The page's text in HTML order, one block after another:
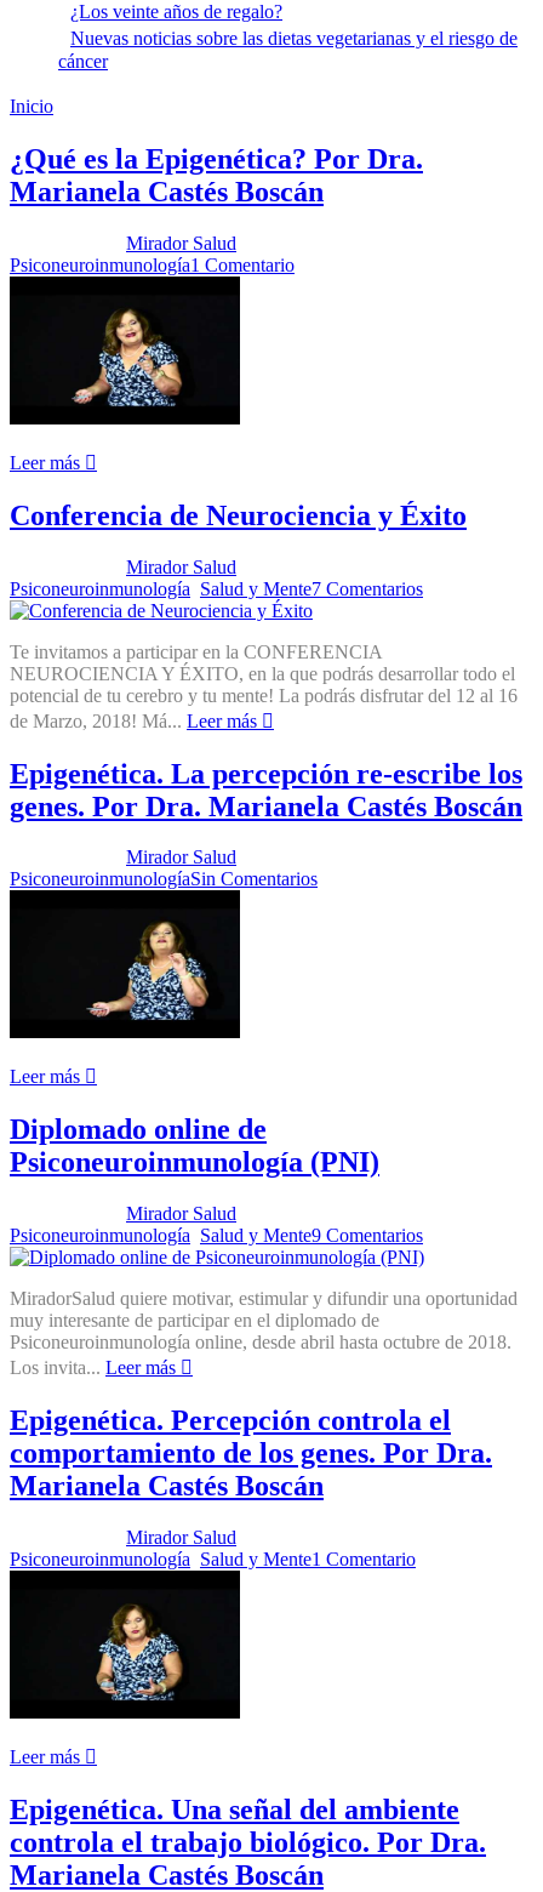
¿Los veinte años de regalo?
Nuevas noticias sobre las dietas vegetarianas y el riesgo de
cáncer
Inicio
¿Qué es la Epigenética? Por Dra.
Marianela Castés Boscán
Mirador Salud
Psiconeuroinmunología1 Comentario
Leer más
Conferencia de Neurociencia y Éxito
Mirador Salud
Psiconeuroinmunología Salud y Mente7 Comentarios
Te invitamos a participar en la CONFERENCIA
NEUROCIENCIA Y ÉXITO, en la que podrás desarrollar todo el
potencial de tu cerebro y tu mente! La podrás disfrutar del 12 al 16
de Marzo, 2018! Má... Leer más
Epigenética. La percepción re-escribe los
genes. Por Dra. Marianela Castés Boscán
Mirador Salud
PsiconeuroinmunologíaSin Comentarios
Leer más
Diplomado online de
Psiconeuroinmunología (PNI)
Mirador Salud
Psiconeuroinmunología Salud y Mente9 Comentarios
MiradorSalud quiere motivar, estimular y difundir una oportunidad
muy interesante de participar en el diplomado de
Psiconeuroinmunología online, desde abril hasta octubre de 2018.
Los invita... Leer más
Epigenética. Percepción controla el
comportamiento de los genes. Por Dra.
Marianela Castés Boscán
Mirador Salud
Psiconeuroinmunología Salud y Mente1 Comentario
Leer más
Epigenética. Una señal del ambiente
controla el trabajo biológico. Por Dra.
Marianela Castés Boscán